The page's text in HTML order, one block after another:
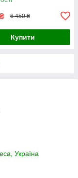
6 450 ₴
Купити
Україна